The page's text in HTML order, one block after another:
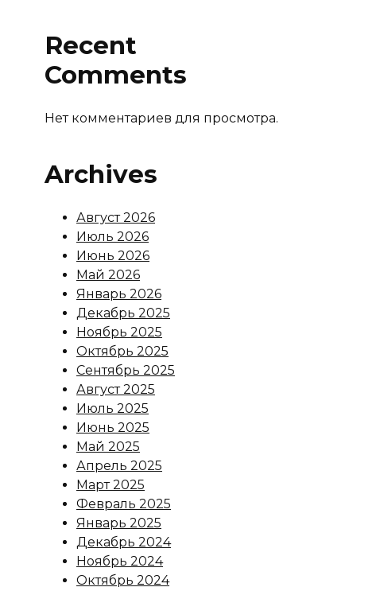
Recent
Comments
Нет комментариев для просмотра.
Archives
Август 2026
Июль 2026
Июнь 2026
Май 2026
Январь 2026
Декабрь 2025
Ноябрь 2025
Октябрь 2025
Сентябрь 2025
Август 2025
Июль 2025
Июнь 2025
Май 2025
Апрель 2025
Март 2025
Февраль 2025
Январь 2025
Декабрь 2024
Ноябрь 2024
Октябрь 2024